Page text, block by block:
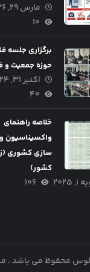
مارس ۲۹, ۲۰۲۶
۱۰
برگزاری جلسه
حوزه جمعیت و
اکتبر ۳۱, ۲۰۲۴
۴۰
خلاصه راهنمای
واکسیناسیون
کشور)
۲۰۲۵ ۱۰۶
هفته جهانی
شیر مادر
آگوست ۵, ۲۰۲۶
مدیر سایت
محفوظ می باشد .